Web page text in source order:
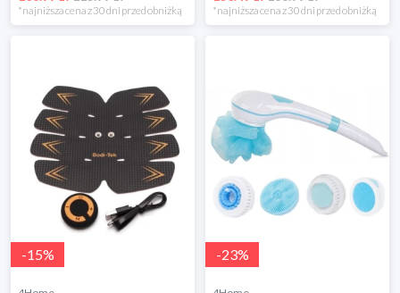
*najniższa cena z 30 dni przed obniżką *najniższa cena z 30 dni przed obniżką
-15% -23%